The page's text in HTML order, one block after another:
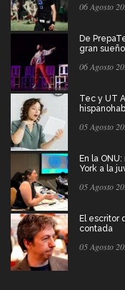
06 Agosto
De
gran sueño
06 Agosto
Tec y UT
05 Agosto
En la
York a la
05 Agosto
El escritor
contada
05 Agosto